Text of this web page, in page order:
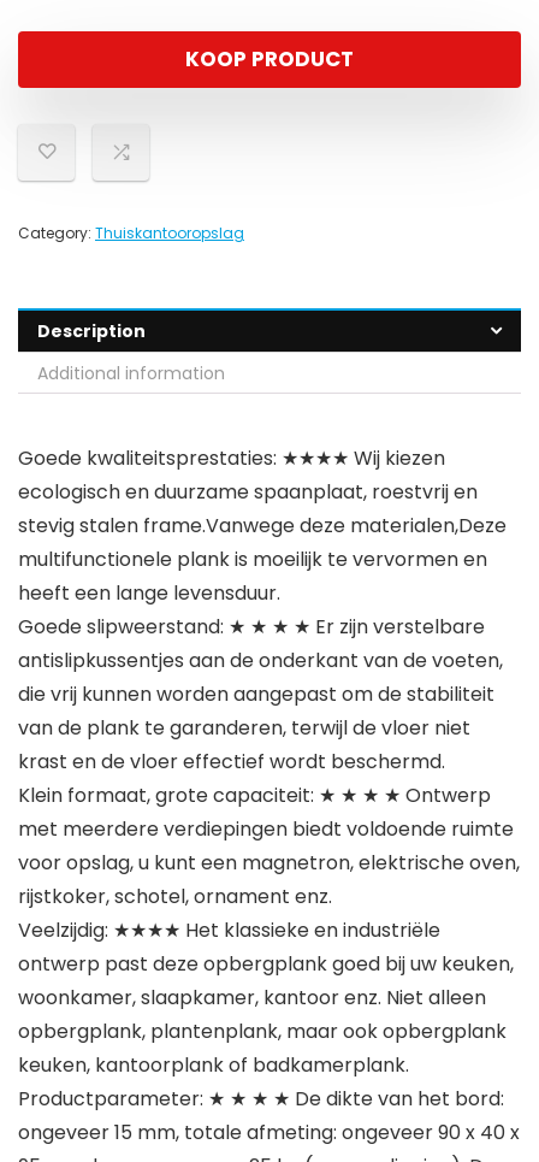
KOOP PRODUCT
Category: Thuiskantooropslag
Description
Additional information
Goede kwaliteitsprestaties: ★★★★ Wij kiezen
ecologisch en duurzame spaanplaat, roestvrij en
stevig stalen frame.Vanwege deze materialen,Deze
multifunctionele plank is moeilijk te vervormen en
heeft een lange levensduur.
Goede slipweerstand: ★ ★ ★ ★ Er zijn verstelbare
antislipkussentjes aan de onderkant van de voeten,
die vrij kunnen worden aangepast om de stabiliteit
van de plank te garanderen, terwijl de vloer niet
krast en de vloer effectief wordt beschermd.
Klein formaat, grote capaciteit: ★ ★ ★ ★ Ontwerp
met meerdere verdiepingen biedt voldoende ruimte
voor opslag, u kunt een magnetron, elektrische oven,
rijstkoker, schotel, ornament enz.
Veelzijdig: ★★★★ Het klassieke en industriële
ontwerp past deze opbergplank goed bij uw keuken,
woonkamer, slaapkamer, kantoor enz. Niet alleen
opbergplank, plantenplank, maar ook opbergplank
keuken, kantoorplank of badkamerplank.
Productparameter: ★ ★ ★ ★ De dikte van het bord:
ongeveer 15 mm, totale afmeting: ongeveer 90 x 40 x